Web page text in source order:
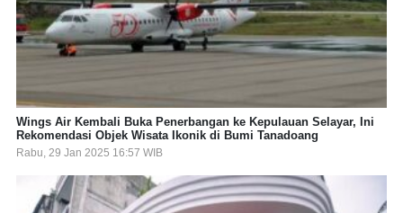
Wings Air Kembali Buka Penerbangan ke Kepulauan Selayar, Ini
Rekomendasi Objek Wisata Ikonik di Bumi Tanadoang
Rabu, 29 Jan 2025 16:57 WIB